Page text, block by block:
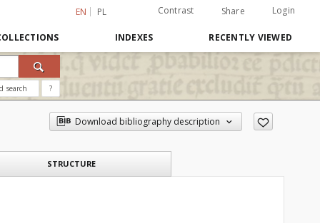
EN PL Contrast Share Login
INDEXES RECENTLY VIEWED
search ?
Download bibliography description
STRUCTURE